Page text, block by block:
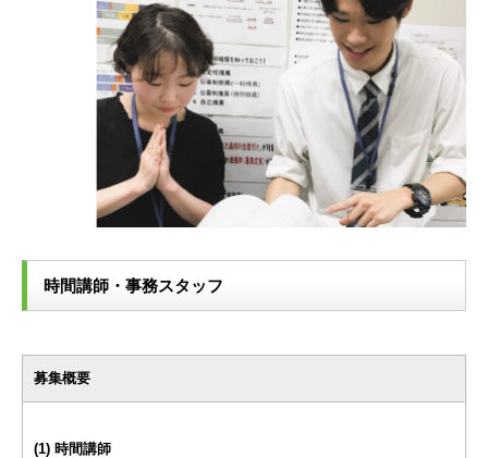
時間講師・事務スタッフ
募集概要
(1) 時間講師